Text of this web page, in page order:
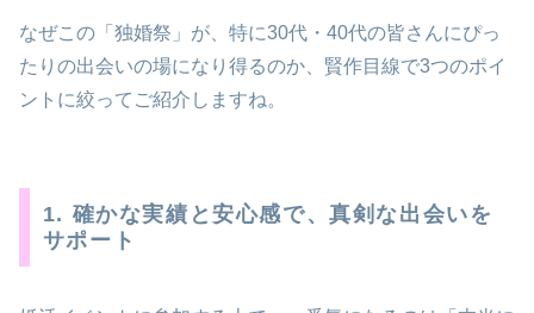
なぜこの「独婚祭」が、特に30代・40代の皆さんにぴっ
たりの出会いの場になり得るのか、賢作目線で3つのポイ
ントに絞ってご紹介しますね。
1. 確かな実績と安心感で、真剣な出会いを
サポート